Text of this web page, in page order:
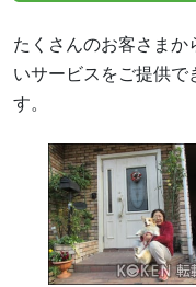
たくさんのお客さま
いサービスをご提供で
す。